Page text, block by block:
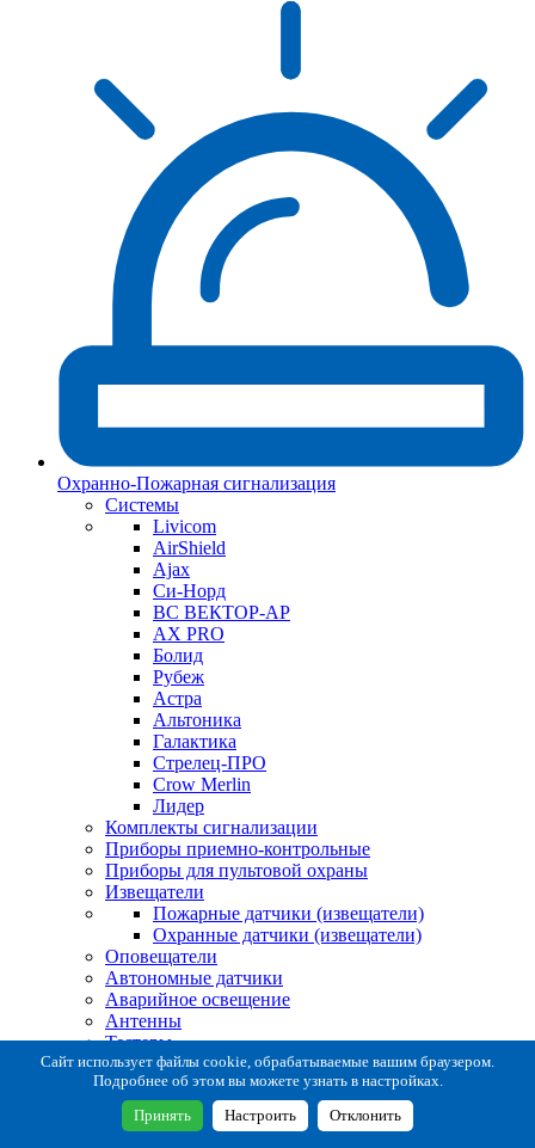
Охранно-Пожарная сигнализация
Системы
Livicom
AirShield
Ajax
Си-Норд
ВС ВЕКТОР-АР
AX PRO
Болид
Рубеж
Астра
Альтоника
Галактика
Стрелец-ПРО
Crow Merlin
Лидер
Комплекты сигнализации
Приборы приемно-контрольные
Приборы для пультовой охраны
Извещатели
Пожарные датчики (извещатели)
Охранные датчики (извещатели)
Оповещатели
Автономные датчики
Аварийное освещение
Антенны
Тестеры
Система сбора извещений
Расходные и монтажные материалы
Коробки коммутационные
Кронштейны для извещателей
Сайт использует файлы cookie, обрабатываемые вашим браузером.
Подробнее об этом вы можете узнать в настройках.
Принять Настроить Отклонить